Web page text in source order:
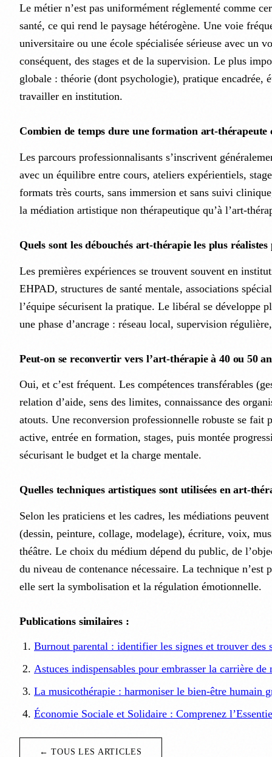
Le métier n’est pas uniformément réglementé comme
santé, ce qui rend le paysage hétérogène. Une voie
universitaire ou une école spécialisée sérieuse avec un
conséquent, des stages et de la supervision. Le plus
globale : théorie (dont psychologie), pratique encadrée,
travailler en institution.
Combien de temps dure une formation art-thérapeute
Les parcours professionnalisants s’inscrivent
avec un équilibre entre cours, ateliers expérientiels,
formats très courts, sans immersion et sans suivi
la médiation artistique non thérapeutique qu’à l’art-
Quels sont les débouchés art-thérapie les plus
Les premières expériences se trouvent souvent en
EHPAD, structures de santé mentale, associations
l’équipe sécurisent la pratique. Le libéral se développe
une phase d’ancrage : réseau local, supervision
Peut-on se reconvertir vers l’art-thérapie à 40 ou 50
Oui, et c’est fréquent. Les compétences transférables
relation d’aide, sens des limites, connaissance des
atouts. Une reconversion professionnelle robuste se fait
active, entrée en formation, stages, puis montée
sécurisant le budget et la charge mentale.
Quelles techniques artistiques sont utilisées en art-
Selon les praticiens et les cadres, les médiations
(dessin, peinture, collage, modelage), écriture, voix,
théâtre. Le choix du médium dépend du public, de
du niveau de contenance nécessaire. La technique n’est
elle sert la symbolisation et la régulation émotionnelle.
Publications similaires :
Burnout parental : identifier les signes et trouver des
Astuces indispensables pour embrasser la carrière de
La musicothérapie : harmoniser le bien-être humain
Économie Sociale et Solidaire : Comprenez
← TOUS LES ARTICLES